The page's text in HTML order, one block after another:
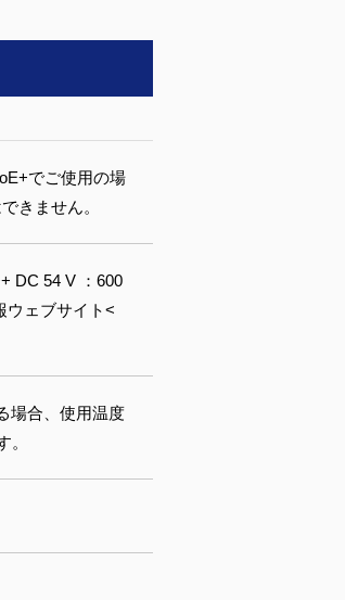
でご使用の場
きません。
DC 54 V ：600
ウェブサイト<
場合、使用温度